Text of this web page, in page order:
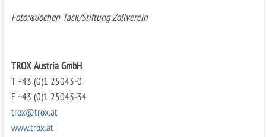
Foto:©Jochen Tack/Stiftung Zollverein
TROX Austria GmbH
T +43 (0)1 25043-0
F +43 (0)1 25043-34
trox@trox.at
www.trox.at